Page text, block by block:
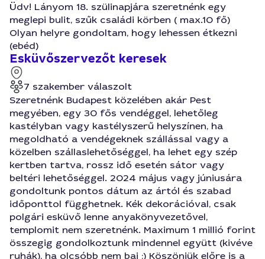
Üdv! Lányom 18. szülinapjára szeretnénk egy
meglepi bulit, szűk családi körben ( max.10 fő)
Olyan helyre gondoltam, hogy lehessen étkezni
(ebéd)
Esküvőszervezőt keresek
7 szakember válaszolt
Szeretnénk Budapest közelében akár Pest
megyében, egy 30 fős vendéggel, lehetőleg
kastélyban vagy kastélyszerű helyszínen, ha
megoldható a vendégeknek szállással vagy a
közelben szállaslehetőséggel, ha lehet egy szép
kertben tartva, rossz idő esetén sátor vagy
beltéri lehetőséggel. 2024 május vagy júniusára
gondoltunk pontos dátum az ártól és szabad
időponttol függhetnek. Kék dekorációval, csak
polgári esküvő lenne anyakönyvezetővel,
templomit nem szeretnénk. Maximum 1 millió forint
összegig gondolkoztunk mindennel együtt (kivéve
ruhák), ha olcsóbb nem baj :) Köszönjük előre is a